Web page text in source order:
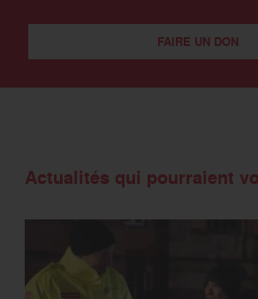
FAIRE UN DON
Actualités qui pourraient